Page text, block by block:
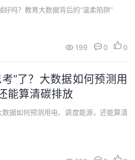
吗？教育大数据背后的“温柔陷阱”
199 0 0
”了？大数据如何预测用
能算清碳排放
数据如何预测用电、调度能源，还能算清